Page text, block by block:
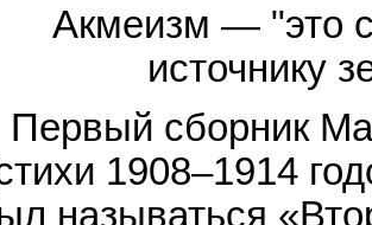
Акмеизм — "это
источнику
Первый сборник
1908–1914
называться